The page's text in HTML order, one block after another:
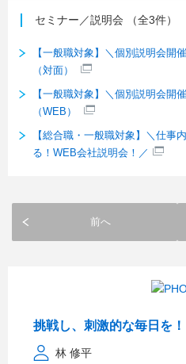
セミナー／説明会 （全3件）
【一般職対象】＼個別説明会開
（対面）
【一般職対象】＼個別説明会開
（WEB）
【総合職・一般職対象】＼仕事
る！WEB会社説明会！／
前へ
挑戦し、刺激的な毎日を！
林 修平